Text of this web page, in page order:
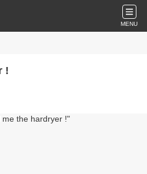
MENU
!